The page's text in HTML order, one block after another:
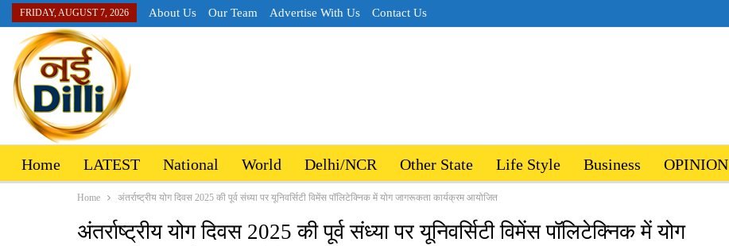
FRIDAY, AUGUST 7, 2026 About Us Our Team Advertise With Us Contact Us
Home LATEST National World Delhi/NCR Other State Life Style Business OPINION
Home अंतर्राष्ट्रीय योग दिवस 2025 की पूर्व संध्या पर यूनिवर्सिटी विमेंस पॉलिटेक्निक में योग जागरूकता कार्यक्रम आयोजित
अंतर्राष्ट्रीय योग दिवस 2025 की पूर्व संध्या पर यूनिवर्सिटी विमेंस पॉलिटेक्निक में योग